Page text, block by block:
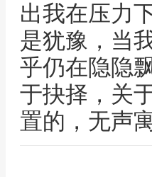
出我在压力
是犹豫，当
乎仍在隐隐
于抉择，关
置的，无声